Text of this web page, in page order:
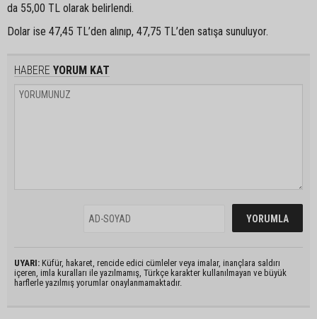
da 55,00 TL olarak belirlendi.
Dolar ise 47,45 TL’den alınıp, 47,75 TL’den satışa sunuluyor.
HABERE YORUM KAT
UYARI: Küfür, hakaret, rencide edici cümleler veya imalar, inançlara saldırı
içeren, imla kuralları ile yazılmamış, Türkçe karakter kullanılmayan ve büyük
harflerle yazılmış yorumlar onaylanmamaktadır.